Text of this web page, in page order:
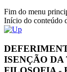
Fim do menu
Início do conteúdo
ISENÇÃO DA